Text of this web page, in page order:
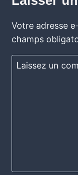
Votre adresse
champs